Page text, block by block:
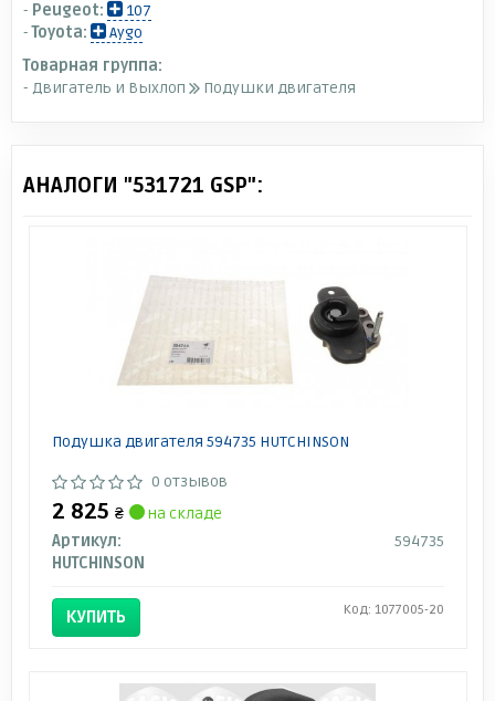
- Peugeot:
107
-Toyota:
Aygo
Товарная группа:
- Двигатель и Выхлоп
Подушки двигателя
АНАЛОГИ "531721 GSP":
Подушка двигателя 594735 HUTCHINSON
0 отзывов
2 825 ₴
на складе
Артикул:
594735
HUTCHINSON
КУПИТЬ Код: 1077005-20